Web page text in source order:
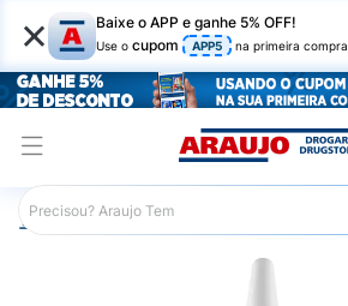
× Baixe o APP e ganhe 5% OFF!
Use o cupom APP5 na primeira compra
Araujo Beleza e Cuidados